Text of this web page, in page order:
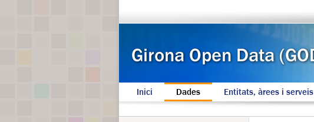
Inici Dades Entitats, àrees i serveis